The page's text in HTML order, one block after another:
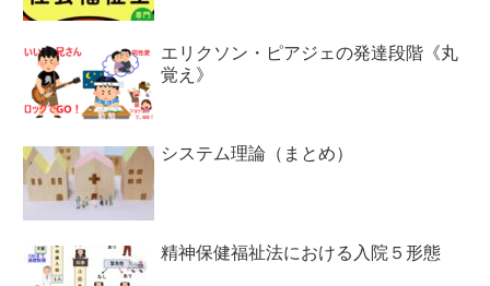
エリクソン・ピアジェの発達段階《丸
覚え》
システム理論（まとめ）
精神保健福祉法における入院５形態